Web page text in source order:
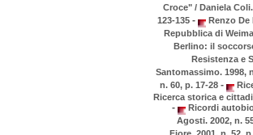
Croce" / Daniela
123-135 -
Renzo De
Repubblica di
Berlino: il
Resistenza e
Santomassimo. 1998,
n. 60, p. 17-28 -
Ricerca storica e
-
Ricordi
Agosti. 2002, n.